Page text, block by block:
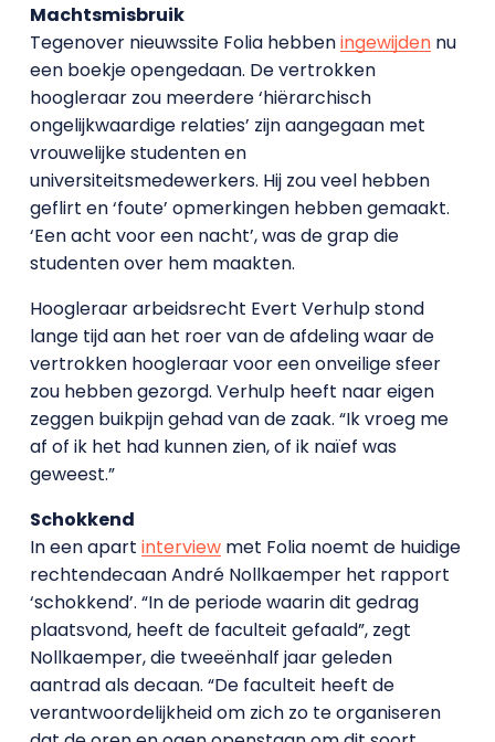
Machtsmisbruik
Tegenover nieuwssite Folia hebbeningewijdennu
een boekje opengedaan. De vertrokken
hoogleraar zou meerdere ‘hiërarchisch
ongelijkwaardige relaties’ zijn aangegaan met
vrouwelijke studenten en
universiteitsmedewerkers. Hij zou veel hebben
geflirt en ‘foute’ opmerkingen hebben gemaakt.
‘Een acht voor een nacht’, was de grap die
studenten over hem maakten.
Hoogleraar arbeidsrecht Evert Verhulp stond
lange tijd aan het roer van de afdeling waar de
vertrokken hoogleraar voor een onveilige sfeer
zou hebben gezorgd. Verhulp heeft naar eigen
zeggen buikpijn gehad van de zaak. “Ik vroeg me
af of ik het had kunnen zien, of ik naïef was
geweest.”
Schokkend
In een apart interviewmet Folia noemt de huidige
rechtendecaan André Nollkaemper het rapport
‘schokkend’. “In de periode waarin dit gedrag
plaatsvond, heeft de faculteit gefaald”, zegt
Nollkaemper, die tweeënhalf jaar geleden
aantrad als decaan. “De faculteit heeft de
verantwoordelijkheid om zich zo te organiseren